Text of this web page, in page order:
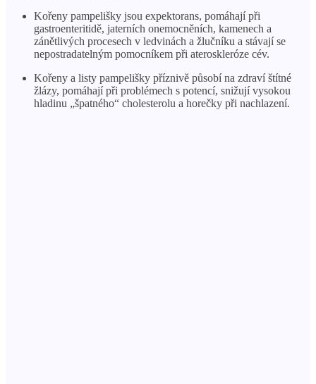
Kořeny pampelišky jsou expektorans, pomáhají při
gastroenteritidě, jaterních onemocněních, kamenech a
zánětlivých procesech v ledvinách a žlučníku a stávají se
nepostradatelným pomocníkem při ateroskleróze cév.
Kořeny a listy pampelišky příznivě působí na zdraví štítné
žlázy, pomáhají při problémech s potencí, snižují vysokou
hladinu „špatného“ cholesterolu a horečky při nachlazení.